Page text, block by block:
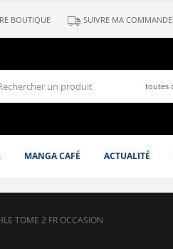
BOUTIQUE SUIVRE MA COMMANDE
MANGA CAFÉ ACTUALITÉ
TOME 2 FR OCCASION